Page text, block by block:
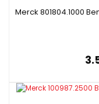
Merck 801804.1000